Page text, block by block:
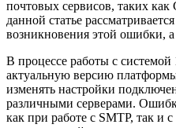
почтовых сервисов, таких
данной статье
возникновения этой ошибки,
В процессе работы с
актуальную версию
изменять настройки
различными серверами.
как при работе с SMTP, так и